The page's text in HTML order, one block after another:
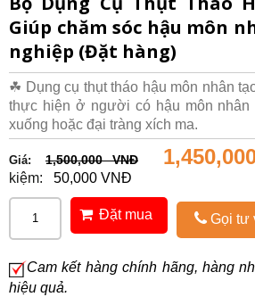
Giúp chăm sóc hậu môn
nghiệp (Đặt hàng)
☘ Dụng cụ thụt tháo hậu môn nhân
thực hiện ở người có hậu môn nhân
xuống hoặc đại tràng xích ma.
Giá: 1,500,000 VNĐ
kiệm:
50,000 VNĐ
Đặt mua Gọi tư
Cam kết hàng chính hãng, hàng
hiệu quả.